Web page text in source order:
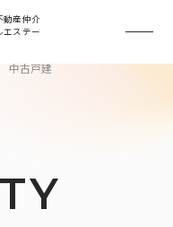
動産仲介
エステー
中古戸建